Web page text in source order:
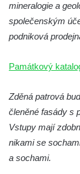
Dům čp.
Frinda)
Hotel
Labem
Torzo
Budova ZŠ
mineralogie a
společenským
podniková
Památkový
Zděná patrová
členěné fasády s
Vstupy mají
nikami se
a sochami.